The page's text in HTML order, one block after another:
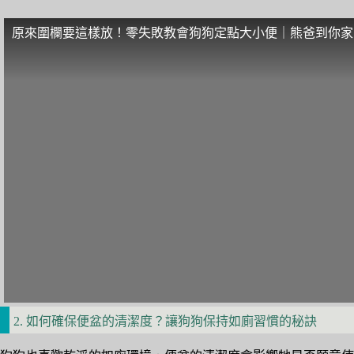
原來圍欄要這樣放！零失敗教會狗狗定點大小便｜熊爸到你家
2. 如何確保便盆的清潔度？讓狗狗保持如廁習慣的秘訣